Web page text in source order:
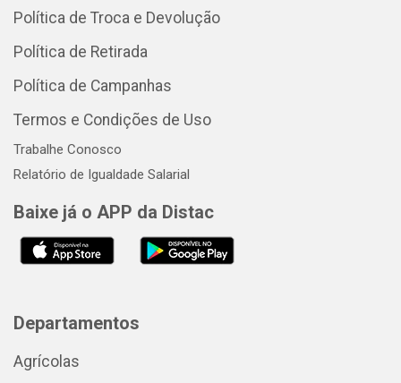
Política de Troca e Devolução
Política de Retirada
Política de Campanhas
Termos e Condições de Uso
Trabalhe Conosco
Relatório de Igualdade Salarial
Baixe já o APP da Distac
Departamentos
Agrícolas